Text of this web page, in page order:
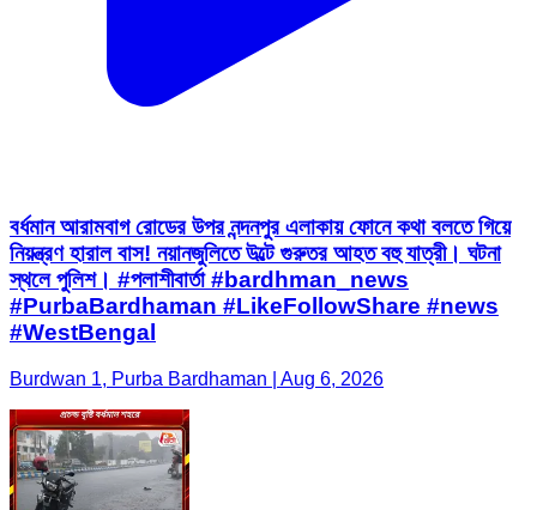
বর্ধমান আরামবাগ রোডের উপর নন্দনপুর এলাকায় ফোনে কথা বলতে গিয়ে
নিয়ন্ত্রণ হারাল বাস! নয়ানজুলিতে উল্টে গুরুতর আহত বহু যাত্রী। ঘটনা
স্থলে পুলিশ। #পলাশীবার্তা #bardhman_news
#PurbaBardhaman #LikeFollowShare #news
#WestBengal
Burdwan 1, Purba Bardhaman | Aug 6, 2026